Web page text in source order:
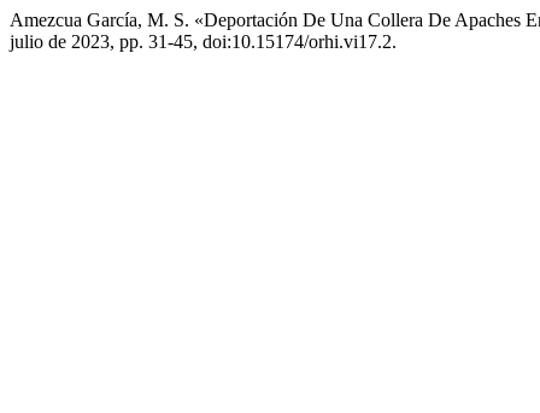
Amezcua García, M. S. «Deportación De Una Collera De Apaches
julio de 2023, pp. 31-45, doi:10.15174/orhi.vi17.2.